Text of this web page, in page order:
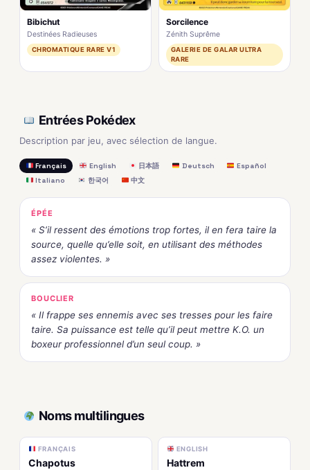
Bibichut
Destinées Radieuses
CHROMATIQUE RARE V1
Sorcilence
Zénith Suprême
GALERIE DE GALAR ULTRA
RARE
Entrées Pokédex
Description par jeu, avec sélection de langue.
Français English 日本語 Deutsch
Español
Italiano
한국어 中文
ÉPÉE
« S’il ressent des émotions trop fortes, il en fera taire la
source, quelle qu’elle soit, en utilisant des méthodes
assez violentes. »
BOUCLIER
« Il frappe ses ennemis avec ses tresses pour les faire
taire. Sa puissance est telle qu’il peut mettre K.O. un
boxeur professionnel d’un seul coup. »
Noms multilingues
FRANÇAIS
Chapotus
ENGLISH
Hattrem